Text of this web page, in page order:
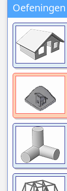
Oefeningen